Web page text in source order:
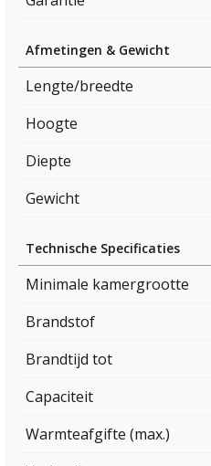
Afmetingen & Gewicht
Lengte/breedte
Hoogte
Diepte
Gewicht
Technische Specificaties
Minimale kamergrootte
Brandstof
Brandtijd tot
Capaciteit
Warmteafgifte (max.)